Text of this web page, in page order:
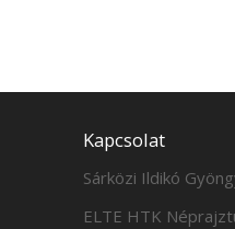
Kapcsolat
Sárközi Ildikó
ELTE HTK